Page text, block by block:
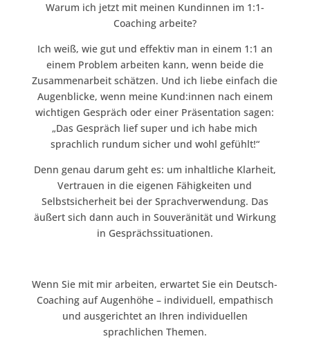
Warum ich jetzt mit meinen Kundinnen im 1:1-
Coaching arbeite?
Ich weiß, wie gut und effektiv man in einem 1:1 an
einem Problem arbeiten kann, wenn beide die
Zusammenarbeit schätzen. Und ich liebe einfach die
Augenblicke, wenn meine Kund:innen nach einem
wichtigen Gespräch oder einer Präsentation sagen:
„Das Gespräch lief super und ich habe mich
sprachlich rundum sicher und wohl gefühlt!“
Denn genau darum geht es: um inhaltliche Klarheit,
Vertrauen in die eigenen Fähigkeiten und
Selbstsicherheit bei der Sprachverwendung. Das
äußert sich dann auch in Souveränität und Wirkung
in Gesprächssituationen.
Wenn Sie mit mir arbeiten, erwartet Sie ein Deutsch-
Coaching auf Augenhöhe – individuell, empathisch
und ausgerichtet an Ihren individuellen
sprachlichen Themen.